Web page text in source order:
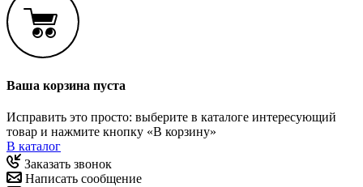
Ваша корзина пуста
Исправить это просто: выберите в каталоге интересующий
товар и нажмите кнопку «В корзину»
В каталог
Заказать звонок
Написать сообщение